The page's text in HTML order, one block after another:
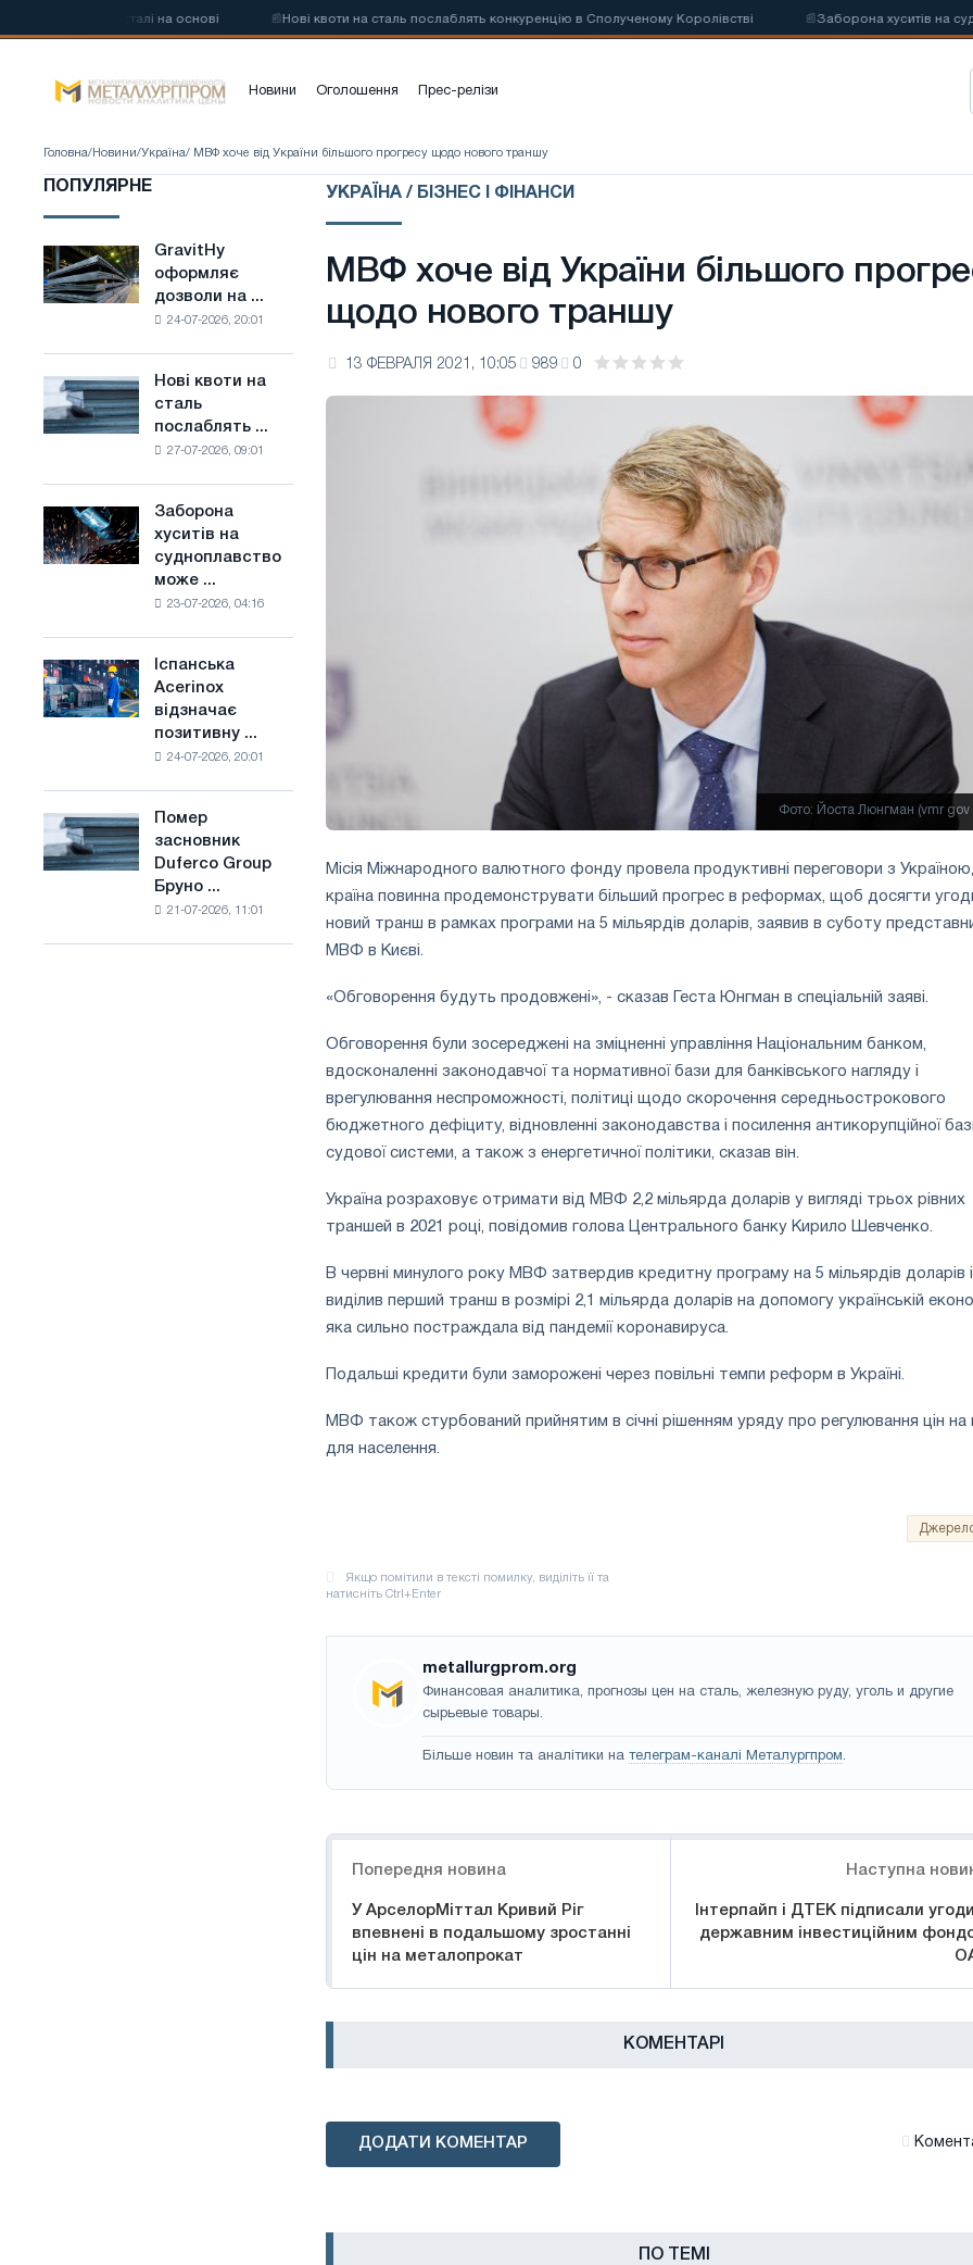
сталі на основі Нові квоти на сталь послаблять конкуренцію в Сполученому Королівстві Заборона хуситів на
Новини Оголошення Прес-релізи
Головна/ Новини/Україна/ МВФ хоче від України більшого прогресу щодо нового траншу
ПОПУЛЯРНЕ
GravitHy
оформляє
дозволи
виробництва
на
основі
водню
у
GravitHy
оформляє
дозволи на ...
24-07-2026, 20:01
Нові
квоти
на
в
Сполученому
Нові квоти на
сталь
послаблять ...
27-07-2026, 09:01
Заборона
хуситів
на
судноплавство
Саудівської
сталі
Заборона
хуситів на
судноплавство
може ...
23-07-2026, 04:16
Іспанська
Acerinox
відзначає
півріччі
по
підтримці
Іспанська
Acerinox
відзначає
позитивну ...
24-07-2026, 20:01
Помер
засновник
Duferco
Помер
засновник
Duferco Group
Бруно ...
21-07-2026, 11:01
УКРАЇНА / БІЗНЕС І ФІНАНСИ
МВФ хоче від України більшого
щодо нового траншу
13 ФЕВРАЛЯ 2021, 10:05 989 0
Фото: Йоста Люнгман (vmr gov
Місія Міжнародного валютного фонду провела продуктивні переговори з
країна повинна продемонструвати більший прогрес в реформах, щоб досягти
новий транш в рамках програми на 5 мільярдів доларів, заявив в суботу
МВФ в Києві.
«Обговорення будуть продовжені», - сказав Геста Юнгман в спеціальній заяві.
Обговорення були зосереджені на зміцненні управління Національним банком,
вдосконаленні законодавчої та нормативної бази для банківського нагляду і
врегулювання неспроможності, політиці щодо скорочення середньострокового
бюджетного дефіциту, відновленні законодавства і посилення антикорупційної
судової системи, а також з енергетичної політики, сказав він.
Україна розраховує отримати від МВФ 2,2 мільярда доларів у вигляді трьох рівних
траншей в 2021 році, повідомив голова Центрального банку Кирило Шевченко.
В червні минулого року МВФ затвердив кредитну програму на 5 мільярдів доларів і
виділив перший транш в розмірі 2,1 мільярда доларів на допомогу українській
яка сильно постраждала від пандемії коронавируса.
Подальші кредити були заморожені через повільні темпи реформ в Україні.
МВФ також стурбований прийнятим в січні рішенням уряду про регулювання цін на
для населення.
metallurgprom.org
Финансовая аналитика, прогнозы цен на сталь, железную руду, уголь и другие
сырьевые товары.
Більше новин та аналітики на телеграм-каналі Металургпром.
Попередня новина
У АрселорМіттал Кривий Ріг
впевнені в подальшому зростанні
цін на металопрокат
Наступна
Інтерпайп і ДТЕК підписали
державним інвестиційним
КОМЕНТАРІ
ДОДАТИ КОМЕНТАР
ПО ТЕМІ